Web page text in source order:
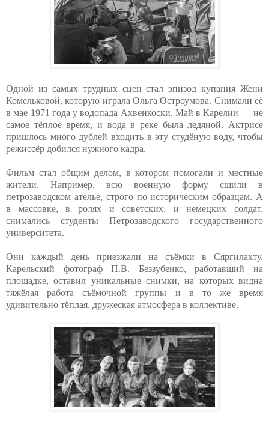
Одной из самых трудных сцен стал эпизод купания Жени
Комельковой, которую играла Ольга Остроумова. Снимали её
в мае 1971 года у водопада Ахвенкоски. Май в Карелии — не
самое тёплое время, и вода в реке была ледяной. Актрисе
пришлось много дублей входить в эту студёную воду, чтобы
режиссёр добился нужного кадра.
Фильм стал общим делом, в котором помогали и местные
жители. Например, всю военную форму сшили в
петрозаводском ателье, строго по историческим образцам. А
в массовке, в ролях и советских, и немецких солдат,
снимались студенты Петрозаводского государственного
университета.
Они каждый день приезжали на съёмки в Сяргилахту.
Карельский фотограф П.В. Беззубенко, работавший на
площадке, оставил уникальные снимки, на которых видна
тяжёлая работа съёмочной группы и в то же время
удивительно тёплая, дружеская атмосфера в коллективе.